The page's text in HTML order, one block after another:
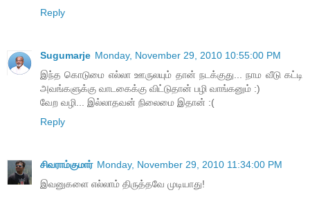
Reply
Sugumarje Monday, November 29, 2010 10:55:00 PM
இந்த கொடுமை எல்லா ஊருலயும் தான் நடக்குது... நாம வீடு கட்டி
அவங்களுக்கு வாடகைக்கு விட்டுதான் பழி வாங்கனும் :)
வேற வழி... இல்லாதவன் நிலைமை இதான் :(
Reply
சிவராம்குமார் Monday, November 29, 2010 11:34:00 PM
இவனுகளை எல்லாம் திருத்தவே முடியாது!